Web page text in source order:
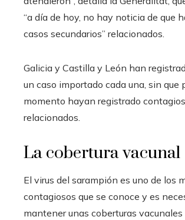
“a día de hoy, no hay noticia de que
casos secundarios” relacionados.
Galicia y Castilla y León han
un caso importado cada una, sin que
momento hayan registrado contagios
relacionados.
La cobertura vacunal
El virus del sarampión es uno de los
contagiosos que se conoce y es
mantener unas coberturas